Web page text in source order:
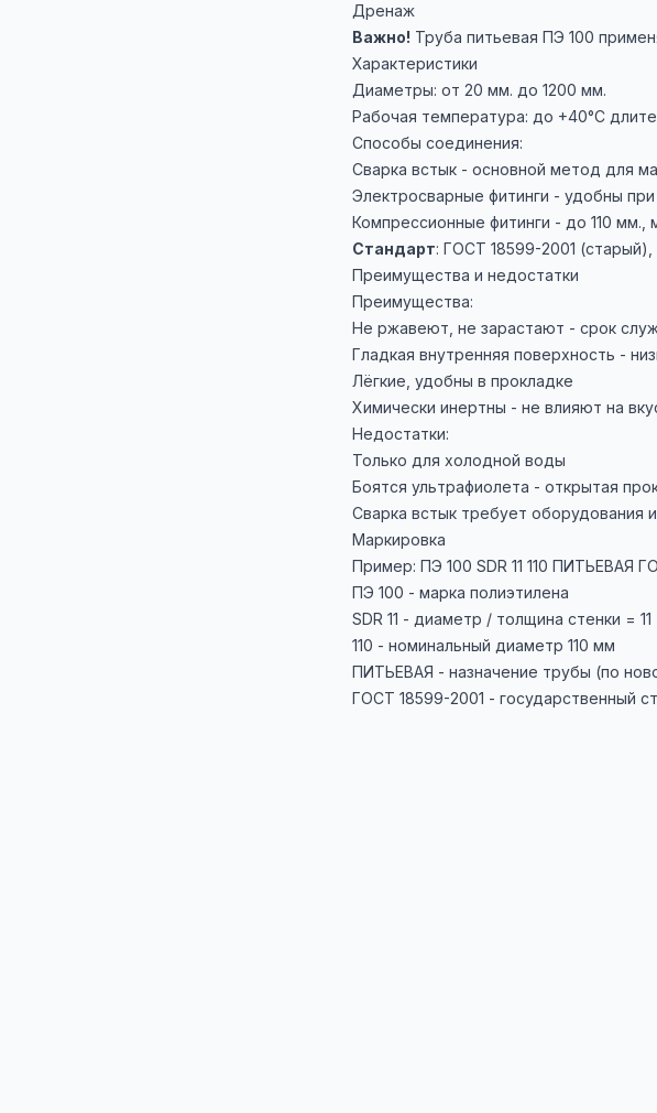
Дренаж
Важно! Труба питьевая ПЭ 100
Характеристики
Диаметры: от 20 мм. до 1200 мм.
Рабочая температура: до +40°C
Способы соединения:
Сварка встык - основной метод для
Электросварные фитинги - удобны
Компрессионные фитинги - до 110 мм.,
Стандарт: ГОСТ 18599-2001
Преимущества и недостатки
Преимущества:
Не ржавеют, не зарастают - срок
Гладкая внутренняя поверхность -
Лёгкие, удобны в прокладке
Химически инертны - не влияют на
Недостатки:
Только для холодной воды
Боятся ультрафиолета - открытая
Сварка встык требует оборудования
Маркировка
Пример: ПЭ 100 SDR 11 110 ПИТЬЕВАЯ
ПЭ 100 - марка полиэтилена
SDR 11 - диаметр / толщина стенки = 11
110 - номинальный диаметр 110 мм
ПИТЬЕВАЯ - назначение трубы (по
ГОСТ 18599-2001 - государственный